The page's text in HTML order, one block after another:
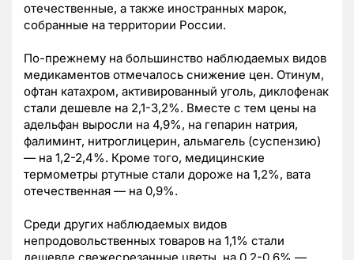
отечественные, а также иностранных марок,
собранные на территории России.
По-прежнему на большинство наблюдаемых видов
медикаментов отмечалось снижение цен. Отинум,
офтан катахром, активированный уголь, диклофенак
стали дешевле на 2,1-3,2%. Вместе с тем цены на
адельфан выросли на 4,9%, на гепарин натрия,
фалиминт, нитроглицерин, альмагель (суспензию)
— на 1,2-2,4%. Кроме того, медицинские
термометры ртутные стали дороже на 1,2%, вата
отечественная — на 0,9%.
Среди других наблюдаемых видов
непродовольственных товаров на 1,1% стали